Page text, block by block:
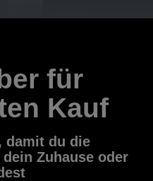
für
Kauf
damit du die
Zuhause oder